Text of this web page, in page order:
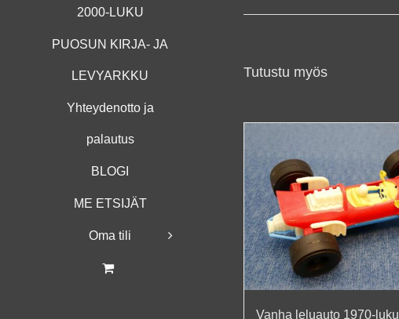
2000-LUKU
PUOSUN KIRJA- JA
LEVYARKKU
Yhteydenotto ja
palautus
BLOGI
ME ETSIJÄT
Oma tili
Tutustu myös
Vanha leluauto 1970-luku